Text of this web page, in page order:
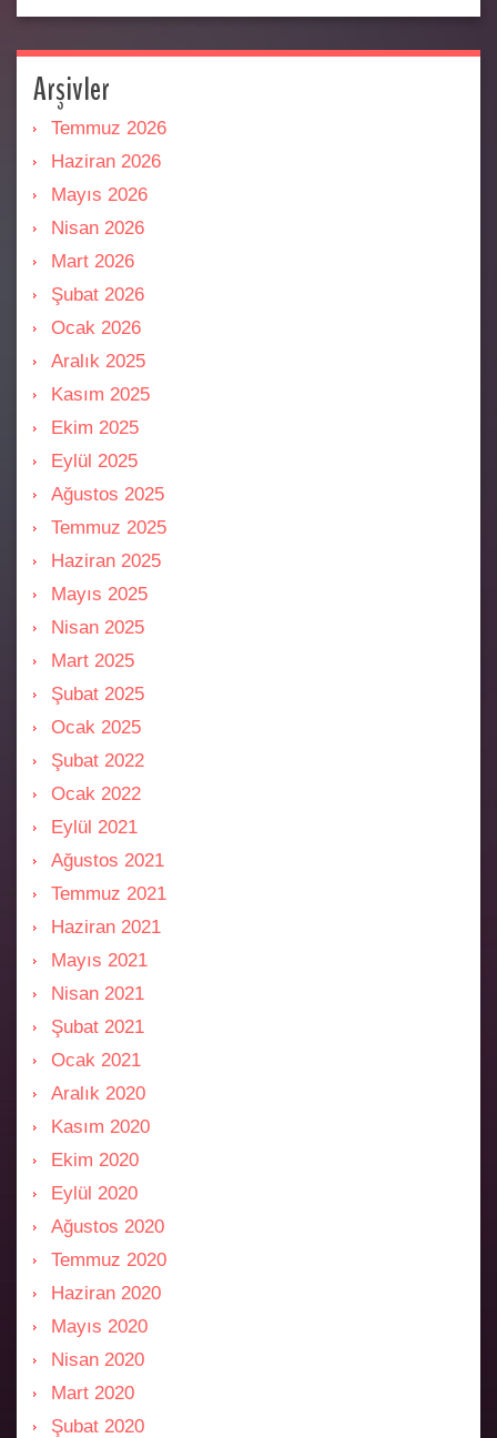
Arşivler
Temmuz 2026
Haziran 2026
Mayıs 2026
Nisan 2026
Mart 2026
Şubat 2026
Ocak 2026
Aralık 2025
Kasım 2025
Ekim 2025
Eylül 2025
Ağustos 2025
Temmuz 2025
Haziran 2025
Mayıs 2025
Nisan 2025
Mart 2025
Şubat 2025
Ocak 2025
Şubat 2022
Ocak 2022
Eylül 2021
Ağustos 2021
Temmuz 2021
Haziran 2021
Mayıs 2021
Nisan 2021
Şubat 2021
Ocak 2021
Aralık 2020
Kasım 2020
Ekim 2020
Eylül 2020
Ağustos 2020
Temmuz 2020
Haziran 2020
Mayıs 2020
Nisan 2020
Mart 2020
Şubat 2020